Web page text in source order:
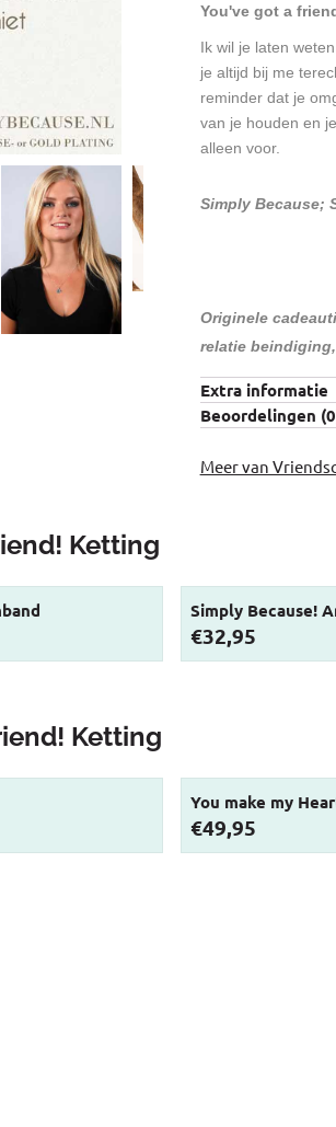
You've got a
Ik wil je laten
je altijd bij me
reminder dat je
van je houden en
alleen voor.
Simply Because;
Originele
relatie
Extra informatie
Beoordelingen (0
Meer van
Ketting
Simply Because!
Prijs: 32,95
€32,95
Ketting
You make my
Prijs: 49,95
€49,95